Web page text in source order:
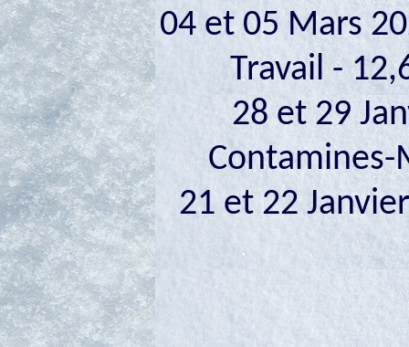
04 et 05 Mars
Travail -
28 et 29
Contamines-
21 et 22